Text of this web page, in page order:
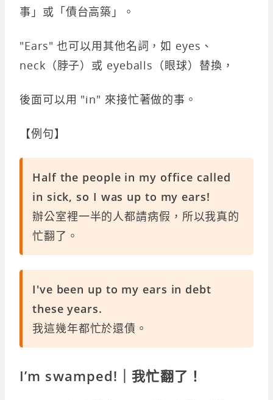
事」或「債台高築」。
"Ears" 也可以用其他名詞，如 eyes、
neck（脖子）或 eyeballs（眼球）替換，
後面可以用 "in" 來接忙著做的事。
【例句】
Half the people in my office called
in sick, so I was up to my ears!
辦公室裡一半的人都請病假，所以我真的
忙翻了。
I've been up to my ears in debt
these years.
我這幾年都忙於還債。
I’m swamped!｜我忙翻了！